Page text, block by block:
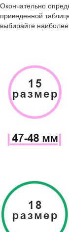
Окончательно
приведенной
выбирайте